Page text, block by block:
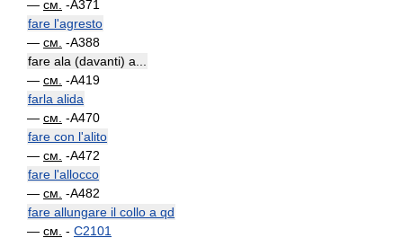
— см. -A371
fare l'agresto
— см. -A388
fare ala (davanti) a...
— см. -A419
farla alida
— см. -A470
fare con l'alito
— см. -A472
fare l'allocco
— см. -A482
fare allungare il collo a qd
— см. - C2101